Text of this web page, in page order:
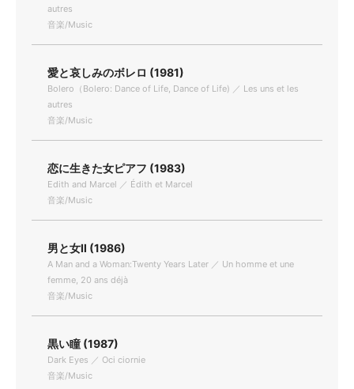
autres
音楽/Music
愛と哀しみのボレロ (1981)
Bolero（Bolero: Dance of Life, Dance of Life) ／ Les uns et les
autres
音楽/Music
恋に生きた女ピアフ (1983)
Edith and Marcel ／ Édith et Marcel
音楽/Music
男と女Ⅱ (1986)
A Man and a Woman:Twenty Years Later ／ Un homme et une
femme, 20 ans déjà
音楽/Music
黒い瞳 (1987)
Dark Eyes ／ Oci ciornie
音楽/Music